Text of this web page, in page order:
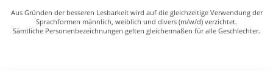
Aus Gründen der besseren Lesbarkeit wird auf die gleichzeitige Verwendung der
Sprachformen männlich, weiblich und divers (m/w/d) verzichtet.
Sämtliche Personenbezeichnungen gelten gleichermaßen für alle Geschlechter.